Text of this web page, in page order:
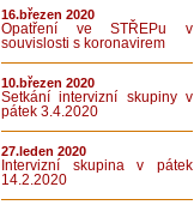
16.březen 2020
Opatření ve STŘEPu v
souvislosti s koronavirem
10.březen 2020
Setkání intervizní skupiny v
pátek 3.4.2020
27.leden 2020
Intervizní skupina v pátek
14.2.2020